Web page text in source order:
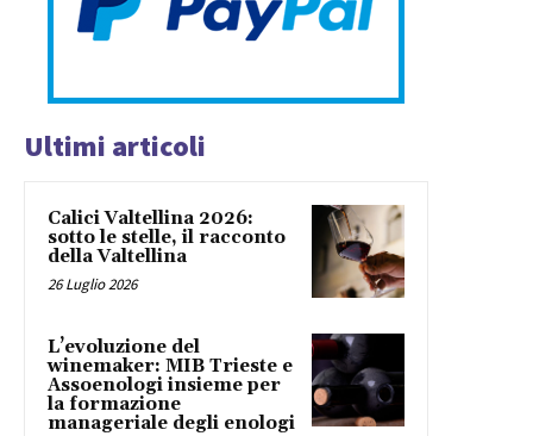
Ultimi articoli
Calici Valtellina 2026:
sotto le stelle, il racconto
della Valtellina
26 Luglio 2026
L’evoluzione del
winemaker: MIB Trieste e
Assoenologi insieme per
la formazione
manageriale degli enologi